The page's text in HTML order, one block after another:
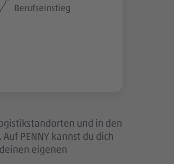
Berufseinstieg
und in den
PENNY kannst du dich
eigenen